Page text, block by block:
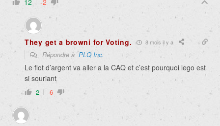
12 -2
They get a browni for Voting. 8 mois il y a
Répondre àPLQ Inc.
Le flot d’argent va aller a la CAQ et c’est pourquoi lego est
si souriant
2 -6